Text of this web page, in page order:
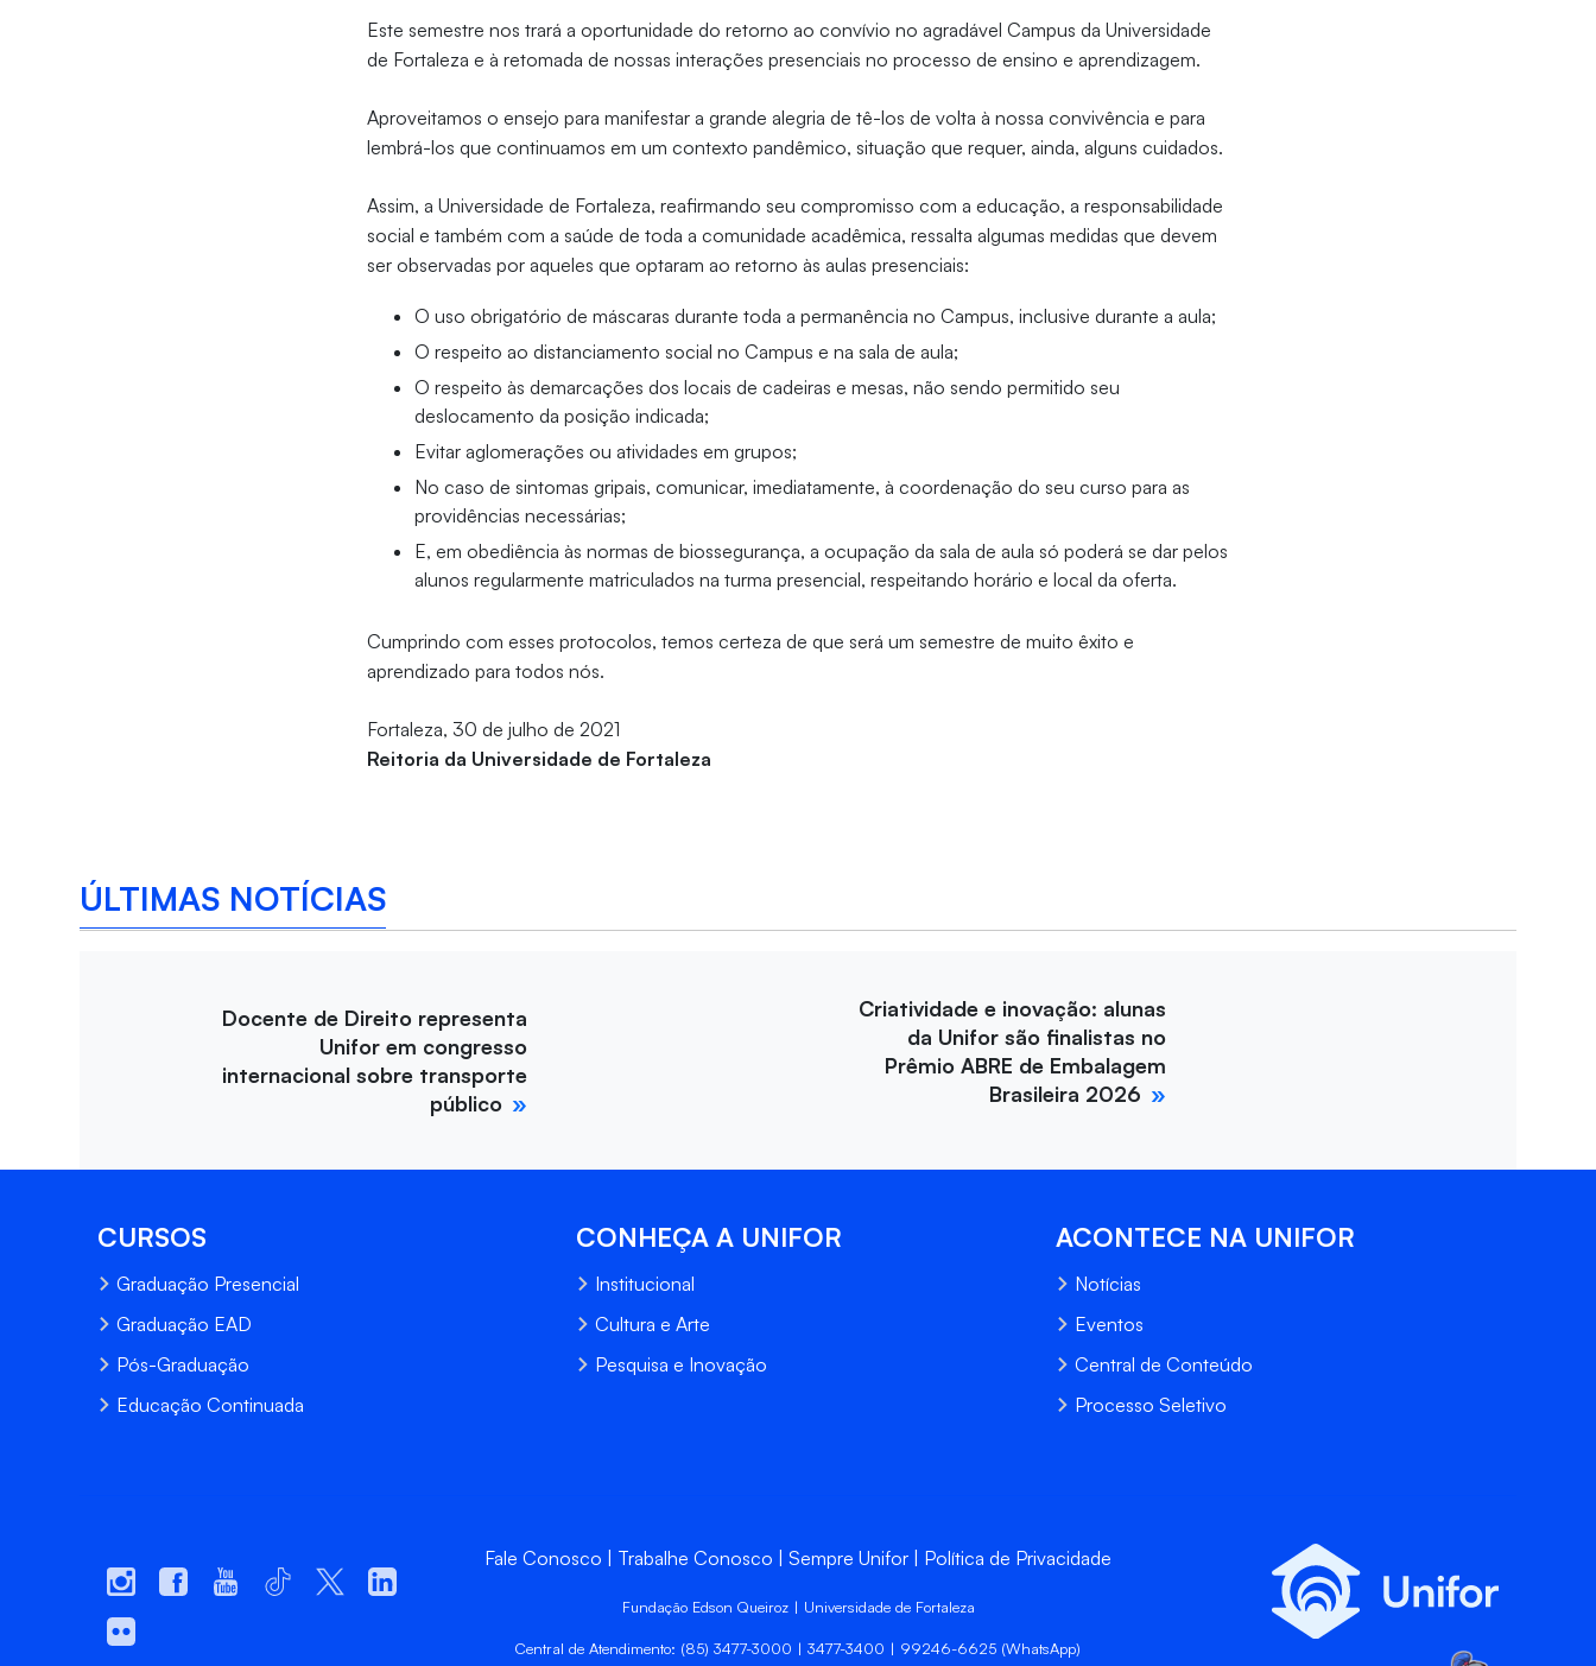
Este semestre nos trará a oportunidade do retorno ao convívio no agradável Campus da Universidade
de Fortaleza e à retomada de nossas interações presenciais no processo de ensino e aprendizagem.
Aproveitamos o ensejo para manifestar a grande alegria de tê-los de volta à nossa convivência e para
lembrá-los que continuamos em um contexto pandêmico, situação que requer, ainda, alguns cuidados.
Assim, a Universidade de Fortaleza, reafirmando seu compromisso com a educação, a responsabilidade
social e também com a saúde de toda a comunidade acadêmica, ressalta algumas medidas que devem
ser observadas por aqueles que optaram ao retorno às aulas presenciais:
O uso obrigatório de máscaras durante toda a permanência no Campus, inclusive durante a aula;
O respeito ao distanciamento social no Campus e na sala de aula;
O respeito às demarcações dos locais de cadeiras e mesas, não sendo permitido seu
deslocamento da posição indicada;
Evitar aglomerações ou atividades em grupos;
No caso de sintomas gripais, comunicar, imediatamente, à coordenação do seu curso para as
providências necessárias;
E, em obediência às normas de biossegurança, a ocupação da sala de aula só poderá se dar pelos
alunos regularmente matriculados na turma presencial, respeitando horário e local da oferta.
Cumprindo com esses protocolos, temos certeza de que será um semestre de muito êxito e
aprendizado para todos nós.
Fortaleza, 30 de julho de 2021
Reitoria da Universidade de Fortaleza
ÚLTIMAS NOTÍCIAS
Docente de Direito representa
Unifor em congresso
internacional sobre transporte
público
Criatividade e inovação: alunas
da Unifor são finalistas no
Prêmio ABRE de Embalagem
Brasileira 2026
CURSOS
Graduação Presencial
Graduação EAD
Pós-Graduação
Educação Continuada
CONHEÇA A UNIFOR
Institucional
Cultura e Arte
Pesquisa e Inovação
ACONTECE NA UNIFOR
Notícias
Eventos
Central de Conteúdo
Processo Seletivo
Fale Conosco Trabalhe Conosco Sempre Unifor Política de Privacidade
Fundação Edson Queiroz | Universidade de Fortaleza
Central de Atendimento: (85) 3477-3000 | 3477-3400 | 99246-6625 (WhatsApp)